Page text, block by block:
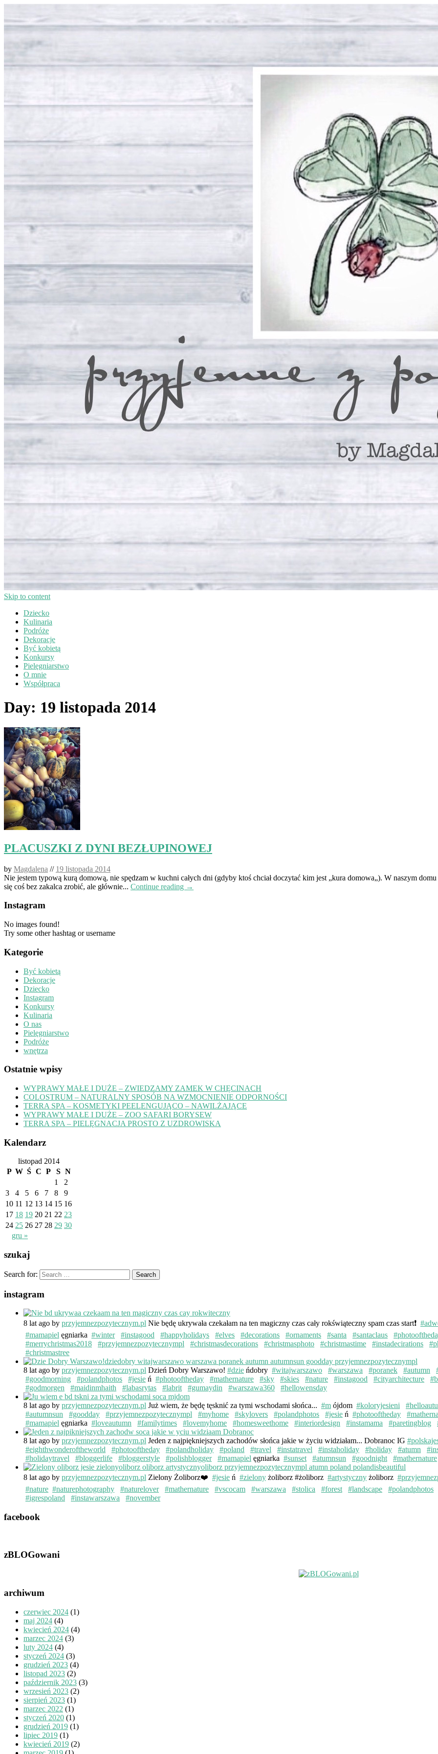
Skip to content
Dziecko
Kulinaria
Podróże
Dekoracje
Być kobietą
Konkursy
Pielęgniarstwo
O mnie
Współpraca
Day: 19 listopada 2014
PLACUSZKI Z DYNI BEZŁUPINOWEJ
by Magdalena // 19 listopada 2014
Nie jestem typową kurą domową, nie spędzam w kuchni całych dni (gdyby ktoś chciał doczytać kim jest „kura domowa„). W naszym
się coś bez zakalca zrobić, ale głównie... Continue reading →
Instagram
No images found!
Try some other hashtag or username
Kategorie
Być kobietą
Dekoracje
Dziecko
Instagram
Konkursy
Kulinaria
O nas
Pielęgniarstwo
Podróże
wnętrza
Ostatnie wpisy
WYPRAWY MAŁE I DUŻE – ZWIEDZAMY ZAMEK W CHĘCINACH
COLOSTRUM – NATURALNY SPOSÓB NA WZMOCNIENIE ODPORNOŚCI
TERRA SPA – KOSMETYKI PEELENGUJĄCO – NAWILŻAJĄCE
WYPRAWY MAŁE I DUŻE – ZOO SAFARI BORYSEW
TERRA SPA – PIELĘGNACJA PROSTO Z UZDROWISKA
Kalendarz
listopad 2014
P W Ś C P S N
1
2
3
4 5 6 7 8
9
10 11 12 13 14 15 16
17 18 19 20 21 22 23
24 25 26 27 28 29 30
gru »
szukaj
Search for:
instagram
8 lat ago by przyjemnezpozytecznym.pl Nie będę ukrywała czekałam na ten magiczny czas cały rokświąteczny spam czas start❗️
#mamapiel ęgniarka #winter #instagood #happyholidays #elves #decorations #ornaments #santa #santaclaus
#merrychristmas2018
#przyjemnezpozytecznympl #christmasdecorations #christmasphoto #christmastime #instadecirations
#christmastree
8 lat ago by przyjemnezpozytecznym.pl Dzień Dobry Warszawo! #dzie ńdobry #witajwarszawo #warszawa #poranek #autumn
#goodmorning
#polandphotos #jesie ń #photooftheday #mathernature #sky #skies #nature #instagood #cityarchitecture
#godmorgen
#maidinmhaith #labasrytas #labrit #gumaydin #warszawa360 #hellowensday
8 lat ago by przyjemnezpozytecznym.pl Już wiem, że będę tęsknić za tymi wschodami słońca... #m ójdom #koloryjesieni
#autumnsun
#goodday #przyjemnezpozytecznympl #myhome #skylovers #polandphotos #jesie ń #photooftheday
#mamapiel ęgniarka #loveautumn #familytimes #lovemyhome #homesweethome #interiordesign #instamama #paretingblog
8 lat ago by przyjemnezpozytecznym.pl Jeden z najpiękniejszych zachodów słońca jakie w życiu widziałam... Dobranoc IG
#eighthwonderoftheworld
#photooftheday #polandholiday #poland #travel #instatravel #instaholiday #holiday #atumn
#holidaytravel
#bloggerlife #bloggerstyle #polishblogger #mamapiel ęgniarka #sunset #atumnsun #goodnight #mathernature
8 lat ago by przyjemnezpozytecznym.pl Zielony Żoliborz❤️ #jesie ń #zielony żoliborz #żoliborz #artystyczny żoliborz
#nature #naturephotography #naturelover #mathernature #vscocam #warszawa #stolica #forest #landscape #polandphotos
#igrespoland
#instawarszawa #november
facebook
zBLOGowani
archiwum
czerwiec 2024 (1)
maj 2024 (4)
kwiecień 2024 (4)
marzec 2024 (3)
luty 2024 (4)
styczeń 2024 (3)
grudzień 2023 (4)
listopad 2023 (2)
październik 2023 (3)
wrzesień 2023 (2)
sierpień 2023 (1)
marzec 2022 (1)
styczeń 2020 (1)
grudzień 2019 (1)
lipiec 2019 (1)
kwiecień 2019 (2)